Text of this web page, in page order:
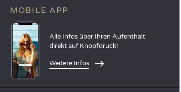
MOBILE APP
Alle Infos über Ihren Aufenthalt
direkt auf Knopfdruck!
Weitere Infos